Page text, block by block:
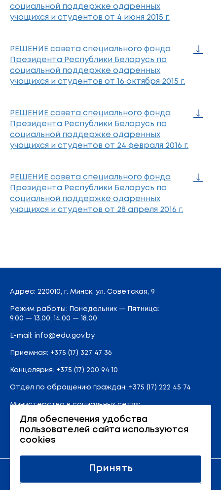
социальной поддержке одаренных
учащихся и студентов от 4 июня 2015 г.
РЕШЕНИЕ совета специального фонда
Президента Республики Беларусь по
социальной поддержке одаренных
учащихся и студентов от 16 октября 2015 г.
РЕШЕНИЕ совета специального фонда
Президента Республики Беларусь по
социальной поддержке одаренных
учащихся и студентов от 24 февраля 2016 г.
РЕШЕНИЕ совета специального фонда
Президента Республики Беларусь по
социальной поддержке одаренных
учащихся и студентов от 28 апреля 2016 г.
Адрес: 220010, г. Минск, ул. Советская, 9
Режим работы: Понедельник — Пятница:
9.00 — 13.00; 14.00 — 18.00
E-mail: info@edu.gov.by
Приемная: +375 (17) 327 47 36
Канцелярия: +375 (17) 200 94 10
Отдел по обращению граждан: +375 (17) 222 45 74
Министерство в социальных сетях:
Карта сайта
Для обеспечения удобства
пользователей сайта используются
cookies
Принять